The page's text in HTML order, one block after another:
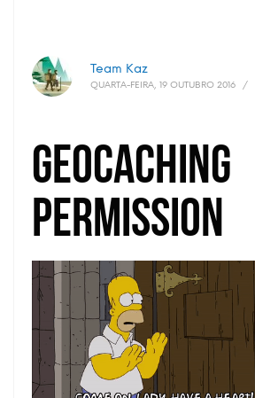
Team Kaz
QUARTA-FEIRA, 19 OUTUBRO 2016 /
geocaching
permission